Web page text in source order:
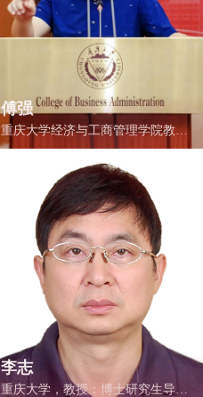
傅强
重庆大学经济与工商管理学院教
授、博士生导师。完成国家地方企
业重大项目50余项,在国际国内高水
平期刊上发表论文150余篇，出版专
著3本。研究方向：技术创新与技术
管理，金融系统动力学与风险投资
理论，外国直接投资与产业结构调
整，全球经济一体化与金融管制，
区域经济规划。
李志
重庆大学，教授；博士研究生导